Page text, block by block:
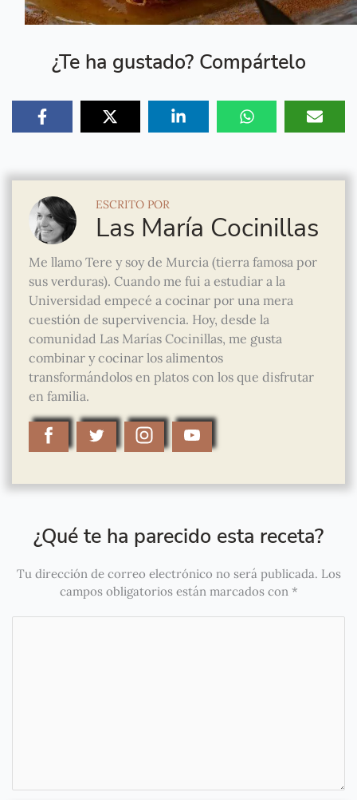
¿Te ha gustado? Compártelo
ESCRITO POR
Las María Cocinillas
Me llamo Tere y soy de Murcia (tierra famosa por
sus verduras). Cuando me fui a estudiar a la
Universidad empecé a cocinar por una mera
cuestión de supervivencia. Hoy, desde la
comunidad Las Marías Cocinillas, me gusta
combinar y cocinar los alimentos
transformándolos en platos con los que disfrutar
en familia.
¿Qué te ha parecido esta receta?
Tu dirección de correo electrónico no será publicada. Los
campos obligatorios están marcados con *